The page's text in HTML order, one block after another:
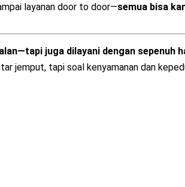
layanan door to door—semua bisa
juga dilayani dengan sepenuh
jemput, tapi soal kenyamanan dan